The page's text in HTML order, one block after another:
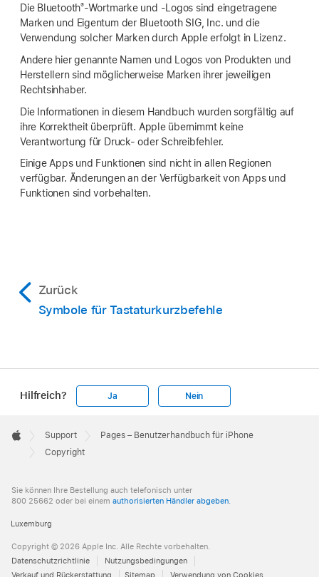
Die Bluetooth®-Wortmarke und -Logos sind eingetragene
Marken und Eigentum der Bluetooth SIG, Inc. und die
Verwendung solcher Marken durch Apple erfolgt in Lizenz.
Andere hier genannte Namen und Logos von Produkten und
Herstellern sind möglicherweise Marken ihrer jeweiligen
Rechtsinhaber.
Die Informationen in diesem Handbuch wurden sorgfältig auf
ihre Korrektheit überprüft. Apple übernimmt keine
Verantwortung für Druck- oder Schreibfehler.
Einige Apps und Funktionen sind nicht in allen Regionen
verfügbar. Änderungen an der Verfügbarkeit von Apps und
Funktionen sind vorbehalten.
Zurück
Symbole für Tastaturkurzbefehle
Hilfreich? Ja Nein
Footer

Apple
Support
Pages – Benutzerhandbuch für iPhone
Copyright
Sie können Ihre Bestellung auch telefonisch unter
800 25662 oder bei einem authorisierten Händler abgeben.
Luxemburg
Copyright © 2026 Apple Inc. Alle Rechte vorbehalten.
Datenschutzrichtlinie
Nutzungsbedingungen
Verkauf und Rückerstattung
Sitemap Verwendung von Cookies